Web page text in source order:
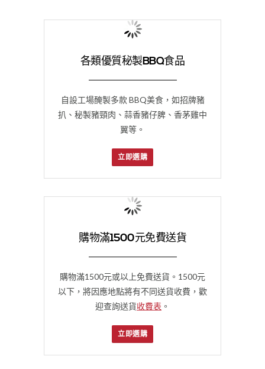
各類優質秘製BBQ食品
自設工場醃製多款 BBQ美食，如招牌豬
扒、秘製豬頸肉、蒜香豬仔脾、香茅雞中
翼等。
立即選購
購物滿1500元免費送貨
購物滿1500元或以上免費送貨。1500元
以下，將因應地點將有不同送貨收費，歡
迎查詢送貨收費表 。
立即選購